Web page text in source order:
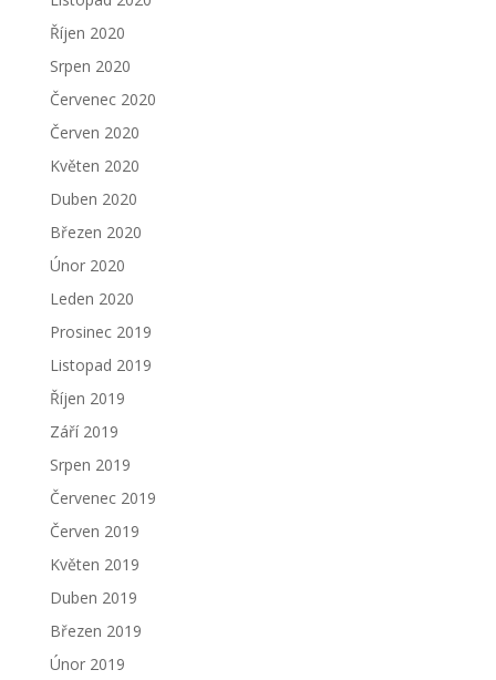
Říjen 2020
Srpen 2020
Červenec 2020
Červen 2020
Květen 2020
Duben 2020
Březen 2020
Únor 2020
Leden 2020
Prosinec 2019
Listopad 2019
Říjen 2019
Září 2019
Srpen 2019
Červenec 2019
Červen 2019
Květen 2019
Duben 2019
Březen 2019
Únor 2019